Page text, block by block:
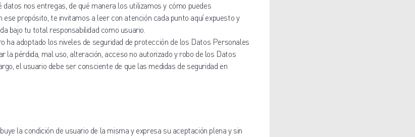
datos nos entregas, de qué manera los utilizamos y cómo puedes
ese propósito, te invitamos a leer con atención cada punto aquí expuesto y
bajo tu total responsabilidad como usuario.
ha adoptado los niveles de seguridad de protección de los Datos Personales
la pérdida, mal uso, alteración, acceso no autorizado y robo de los Datos
el usuario debe ser consciente de que las medidas de seguridad en
la condición de usuario de la misma y expresa su aceptación plena y sin